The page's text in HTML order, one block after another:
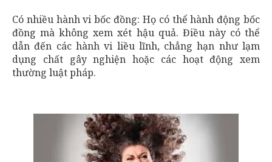
Có nhiều hành vi bốc đồng: Họ có thể hành động bốc
đồng mà không xem xét hậu quả. Điều này có thể
dẫn đến các hành vi liều lĩnh, chẳng hạn như lạm
dụng chất gây nghiện hoặc các hoạt động xem
thường luật pháp.